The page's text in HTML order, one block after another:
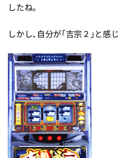
したね。
しかし、自分が「吉宗２」と感